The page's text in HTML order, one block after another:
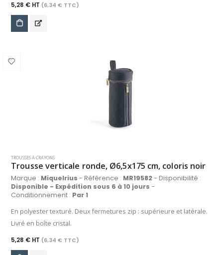
5,28 € HT (6,34 € TTC)
TROUSSES À CRAYONS
Trousse verticale ronde, Ø6,5x175 cm, coloris noir
Marque : Miquelrius - Référence : MR19582- Disponibilité :
Disponible - Expédition sous 6 à 10 jours -
Conditionnement : Par 1
En polyester texturé. Deux fermetures zip : supérieure et latérale.
Livré en boîte cristal.
5,28 € HT (6,34 € TTC)